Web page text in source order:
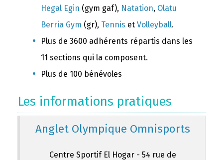
Hegal Egin (gym gaf), Natation, Olatu
Berria Gym (gr), Tennis et Volleyball.
Plus de 3600 adhérents répartis dans les
11 sections qui la composent.
Plus de 100 bénévoles
Les informations pratiques
Anglet Olympique Omnisports
Centre Sportif El Hogar - 54 rue de